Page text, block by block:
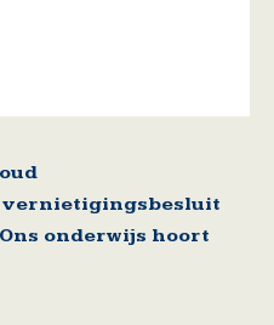
vernietigingsbesluit
onderwijs hoort